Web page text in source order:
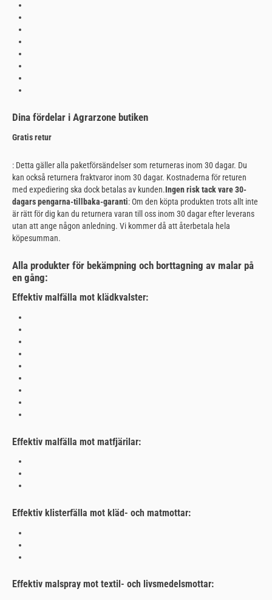
Dina fördelar i Agrarzone butiken
Gratis retur
: Detta gäller alla paketförsändelser som returneras inom 30 dagar. Du
kan också returnera fraktvaror inom 30 dagar. Kostnaderna för returen
med expediering ska dock betalas av kunden.Ingen risk tack vare 30-
dagars pengarna-tillbaka-garanti: Om den köpta produkten trots allt inte
är rätt för dig kan du returnera varan till oss inom 30 dagar efter leverans
utan att ange någon anledning. Vi kommer då att återbetala hela
köpesumman.
Alla produkter för bekämpning och borttagning av malar på
en gång:
Effektiv malfälla mot klädkvalster:
Effektiv malfälla mot matfjärilar:
Effektiv klisterfälla mot kläd- och matmottar:
Effektiv malspray mot textil- och livsmedelsmottar: